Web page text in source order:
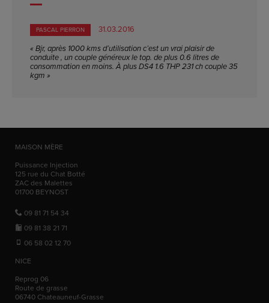
PASCAL PIERRON
31.03.2016
« Bjr, après 1000 kms d’utilisation c’est un vrai plaisir de
conduite , un couple généreux le top. de plus 0.6 litres de
consommation en moins. À plus DS4 1.6 THP 231 ch couple 35
kgm »
MAISON MÈRE
Puissance Injection
125 rue du Chat Botté
ZAC des Malettes
01700 BEYNOST
09 81 71 54 34
09 81 38 21 71
06 58 02 12 70
NICE
Reprog 06
Route de grasse
06740 Chateauneuf-Grasse